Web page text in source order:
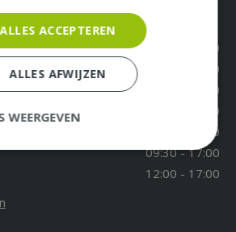
09:30 - 18:00
09:30 - 18:00
09:30 - 18:00
09:30 - 18:00
09:30 - 18:00
09:30 - 17:00
12:00 - 17:00
ALLES ACCEPTEREN
ALLES AFWIJZEN
WEERGEVEN